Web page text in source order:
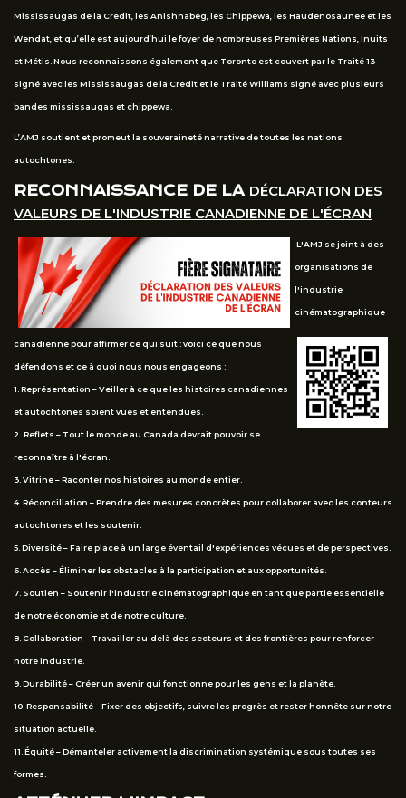
Mississaugas de la Credit, les Anishnabeg, les Chippewa, les Haudenosaunee et les
Wendat, et qu’elle est aujourd’hui le foyer de nombreuses Premières Nations, Inuits
et Métis. Nous reconnaissons également que Toronto est couvert par le Traité 13
signé avec les Mississaugas de la Credit et le Traité Williams signé avec plusieurs
bandes mississaugas et chippewa.
L’AMJ soutient et promeut la souveraineté narrative de toutes les nations
autochtones.
RECONNAISSANCE DE LA DÉCLARATION DES
VALEURS DE L'INDUSTRIE CANADIENNE DE L'ÉCRAN
L'AMJ se joint à des
organisations de
l'industrie
cinématographique
canadienne pour affirmer ce qui suit : voici ce que nous
défendons et ce à quoi nous nous engageons :
1. Représentation – Veiller à ce que les histoires canadiennes
et autochtones soient vues et entendues.
2. Reflets – Tout le monde au Canada devrait pouvoir se
reconnaître à l'écran.
3. Vitrine – Raconter nos histoires au monde entier.
4. Réconciliation – Prendre des mesures concrètes pour collaborer avec les conteurs
autochtones et les soutenir.
5. Diversité – Faire place à un large éventail d'expériences vécues et de perspectives.
6. Accès – Éliminer les obstacles à la participation et aux opportunités.
7. Soutien – Soutenir l'industrie cinématographique en tant que partie essentielle
de notre économie et de notre culture.
8. Collaboration – Travailler au-delà des secteurs et des frontières pour renforcer
notre industrie.
9. Durabilité – Créer un avenir qui fonctionne pour les gens et la planète.
10. Responsabilité – Fixer des objectifs, suivre les progrès et rester honnête sur notre
situation actuelle.
11. Équité – Démanteler activement la discrimination systémique sous toutes ses
formes.